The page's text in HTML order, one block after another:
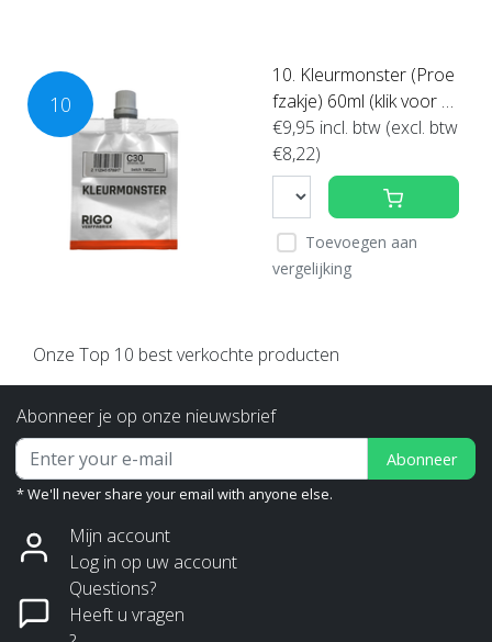
10
10. Kleurmonster (Proe
fzakje) 60ml (klik voor kl
euren)
€9,95 incl. btw (excl. btw
€8,22)
Toevoegen aan
vergelijking
Onze Top 10 best verkochte producten
Abonneer je op onze nieuwsbrief
Abonneer
* We'll never share your email with anyone else.
Mijn account
Log in op uw account
Questions?
Heeft u vragen